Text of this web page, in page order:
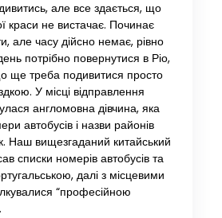
але все здається, що
краси не вистачає. Починає
але часу дійсно немає, рівно
потрібно повернутися в Ріо,
ще треба подивитися просто
У місці відправлення
англомовна дівчина, яка
автобусів і назви районів
Наш вищезгаданий китайський
списки номерів автобусів та
далі з місцевими
“професійною